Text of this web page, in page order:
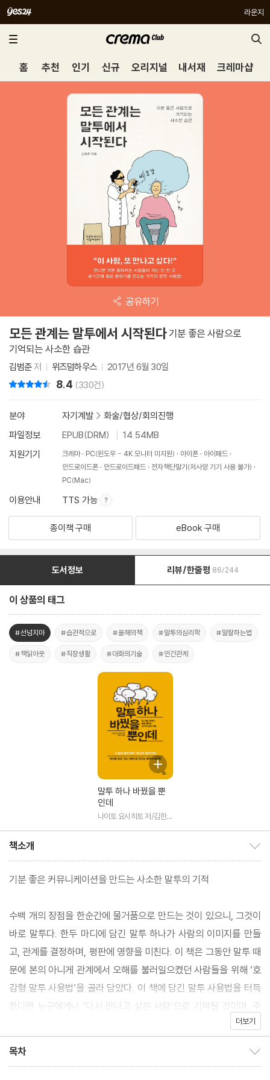
라운지
홈 추천 인기 신규 오리지널 내서재 크레마샵
공유하기
모든 관계는 말투에서 시작된다기분 좋은 사람으로
기억되는 사소한 습관
김범준저 위즈덤하우스 2017년 6월 30일
8.4 (330건)
분야 자기계발 > 화술/협상/회의진행
파일정보
EPUB(DRM)
14.54MB
지원기기
크레마 PC(윈도우 - 4K 모니터 미지원) 아이폰
아이패드
안드로이드폰
안드로이드패드
전자책단말기(저사양 기기 사용 불가)
PC(Mac)
이용안내 TTS 가능
종이책 구매 eBook 구매
도서정보 리뷰/한줄평 86/244
이 상품의 태그
#선넘지마 #습관적으로 #올해의책 #말투의심리학 #말잘하는법
#책읽아웃 #직장생활 #대화의기술 #인간관계
말투 하나 바꿨을 뿐
인데
나이토 요시히토 저/김한나
책소개
기분 좋은 커뮤니케이션을 만드는 사소한 말투의 기적
수백 개의 장점을 한순간에 물거품으로 만드는 것이 있으니, 그것이
바로 말투다. 한두 마디에 담긴 말투 하나가 사람의 이미지를 만들
고, 관계를 결정하며, 평판에 영향을 미친다. 이 책은 그동안 말투 때
문에 본의 아니게 관계에서 오해를 불러일으켰던 사람들을 위해 ‘호
감형 말투 사용법’을 골라 담았다. 이 책에 담긴 말투 사용법을 터득
한다면 누구에게나 ‘다시 만나고 싶은 사람’으로 기억될 것이며, 주
변에 저절로 사람이 모여드는 극적인 변화를 경험하게 될 것이다.
더보기
목차